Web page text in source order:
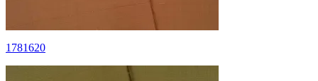
1781620